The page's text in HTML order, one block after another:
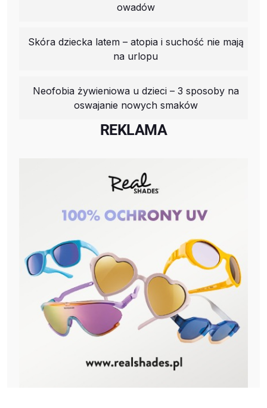
owadów
Skóra dziecka latem – atopia i suchość nie mają
na urlopu
Neofobia żywieniowa u dzieci – 3 sposoby na
oswajanie nowych smaków
REKLAMA